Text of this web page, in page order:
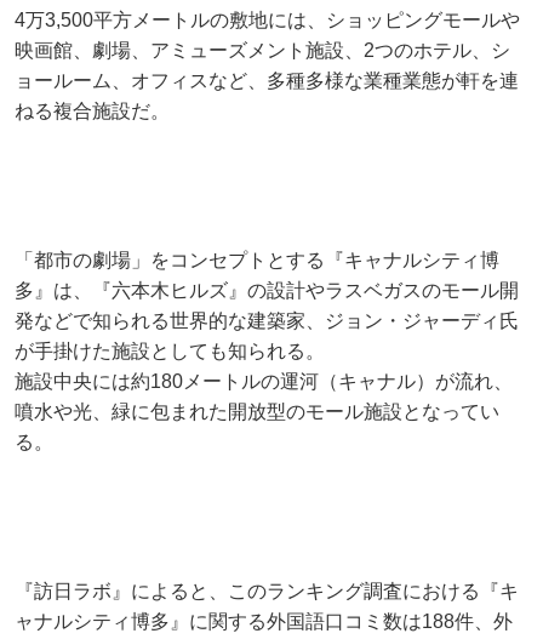
4万3,500平方メートルの敷地には、ショッピングモールや
映画館、劇場、アミューズメント施設、2つのホテル、シ
ョールーム、オフィスなど、多種多様な業種業態が軒を連
ねる複合施設だ。
「都市の劇場」をコンセプトとする『キャナルシティ博
多』は、『六本木ヒルズ』の設計やラスベガスのモール開
発などで知られる世界的な建築家、ジョン・ジャーディ氏
が手掛けた施設としても知られる。
施設中央には約180メートルの運河（キャナル）が流れ、
噴水や光、緑に包まれた開放型のモール施設となってい
る。
『訪日ラボ』によると、このランキング調査における『キ
ャナルシティ博多』に関する外国語口コミ数は188件、外